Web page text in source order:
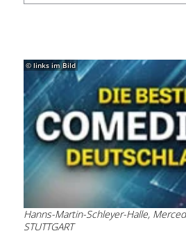
© links im Bild
Hanns-Martin-Schleyer-Halle,
STUTTGART